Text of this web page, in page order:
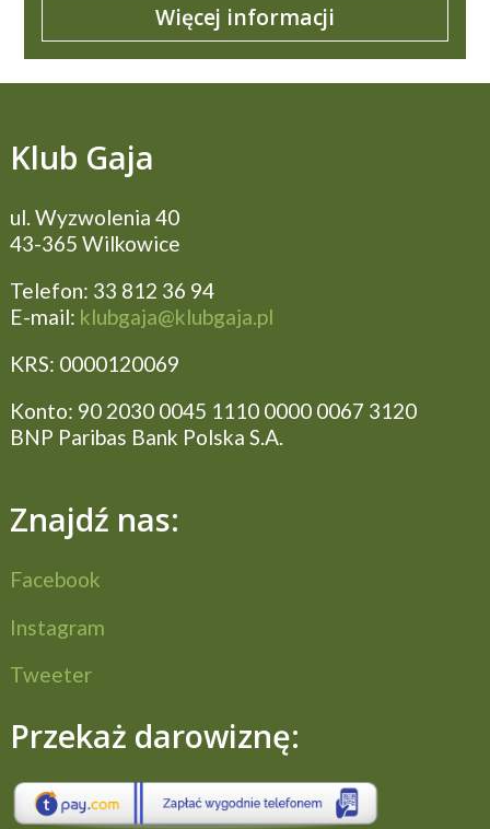
Więcej informacji
Klub Gaja
ul. Wyzwolenia 40
43-365 Wilkowice
Telefon: 33 812 36 94
E-mail: klubgaja@klubgaja.pl
KRS: 0000120069
Konto: 90 2030 0045 1­110 0000 0067 3120
BNP Paribas Bank Polska S.A.
Znajdź nas:
Facebook
Instagram
Tweeter
Przekaż darowiznę: